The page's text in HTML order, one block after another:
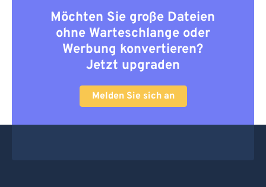
Möchten Sie große Dateien
ohne Warteschlange oder
Werbung konvertieren?
Jetzt upgraden
Melden Sie sich an